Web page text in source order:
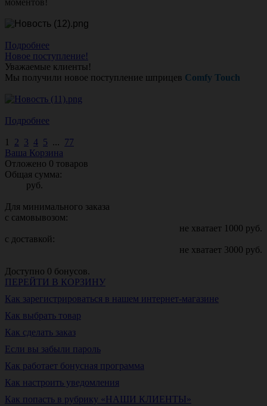
моментов!
Подробнее
Новое поступление!
Уважаемые клиенты!
Мы получили новое поступление шприцев Comfy Touch
Подробнее
1 2 3 4 5 ... 77
Ваша Корзина
Отложено 0 товаров
Общая сумма:
руб.
Для минимального заказа
с самовывозом:
не хватает 1000 руб.
с доставкой:
не хватает 3000 руб.
Доступно 0 бонусов.
ПЕРЕЙТИ В КОРЗИНУ
Как зарегистрироваться в нашем интернет-магазине
Как выбрать товар
Как сделать заказ
Если вы забыли пароль
Как работает бонусная программа
Как настроить уведомления
Как попасть в рубрику «НАШИ КЛИЕНТЫ»